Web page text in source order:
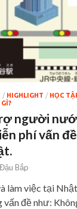
/ HIGHLIGHT / HỌC
người
phí vấn
Đậu Bắp
làm việc tại
vấn đề như: